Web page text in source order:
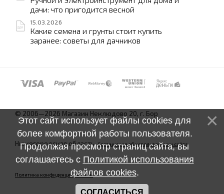
дачи: что пригодится весной
15.03.2026
Какие семена и грунты стоит купить
заранее: советы для дачников
© 2006—2026 Магазин Неклюдово 20, г. Бор
Нижегородская область.Соглашение об использовании сайта
Политика конфиденциальности
Этот сайт использует файлы cookies для
более комфортной работы пользователя.
Продолжая просмотр страниц сайта, вы
соглашаетесь с Политикой использования
файлов cookies.
СОГЛАСИТЬСЯ